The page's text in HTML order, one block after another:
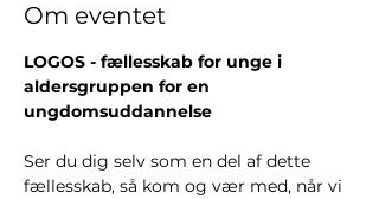
Om eventet
LOGOS - fællesskab for unge i
aldersgruppen for en
ungdomsuddannelse
Ser du dig selv som en del af dette
fællesskab, så kom og vær med, når vi